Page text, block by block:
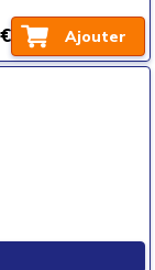
Ajouter